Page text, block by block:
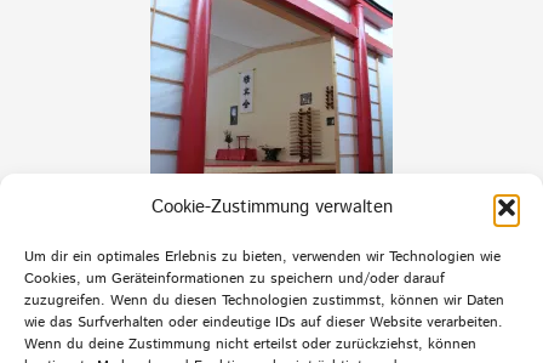
Cookie-Zustimmung verwalten
Um dir ein optimales Erlebnis zu bieten, verwenden wir Technologien wie
Cookies, um Geräteinformationen zu speichern und/oder darauf
zuzugreifen. Wenn du diesen Technologien zustimmst, können wir Daten
wie das Surfverhalten oder eindeutige IDs auf dieser Website verarbeiten.
Wenn du deine Zustimmung nicht erteilst oder zurückziehst, können